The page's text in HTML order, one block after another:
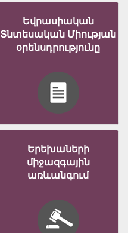
Եվրասիական
Տնտեսական Միության
օրենսդրությունը
Երեխաների
միջազգային
առևանգում